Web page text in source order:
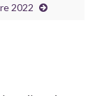
2022